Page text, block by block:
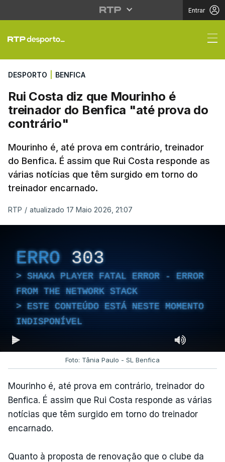
Entrar
Rui Costa diz que
DESPORTO BENFICA
Rui Costa diz que Mourinho é
treinador do Benfica "até prova do
contrário"
Mourinho é, até prova em contrário, treinador
do Benfica. É assim que Rui Costa responde as
várias notícias que têm surgido em torno do
treinador encarnado.
RTP / atualizado 17 Maio 2026, 21:07
ERRO 303
SHAKA PLAYER FATAL ERROR - ERROR
FROM THE NETWORK STACK
ESTE CONTEÚDO ESTÁ NESTE MOMENTO
INDISPONÍVEL
Foto: Tânia Paulo - SL Benfica
Mourinho é, até prova em contrário, treinador do
Benfica. É assim que Rui Costa responde as várias
notícias que têm surgido em torno do treinador
encarnado.
Quanto à proposta de renovação que o clube da